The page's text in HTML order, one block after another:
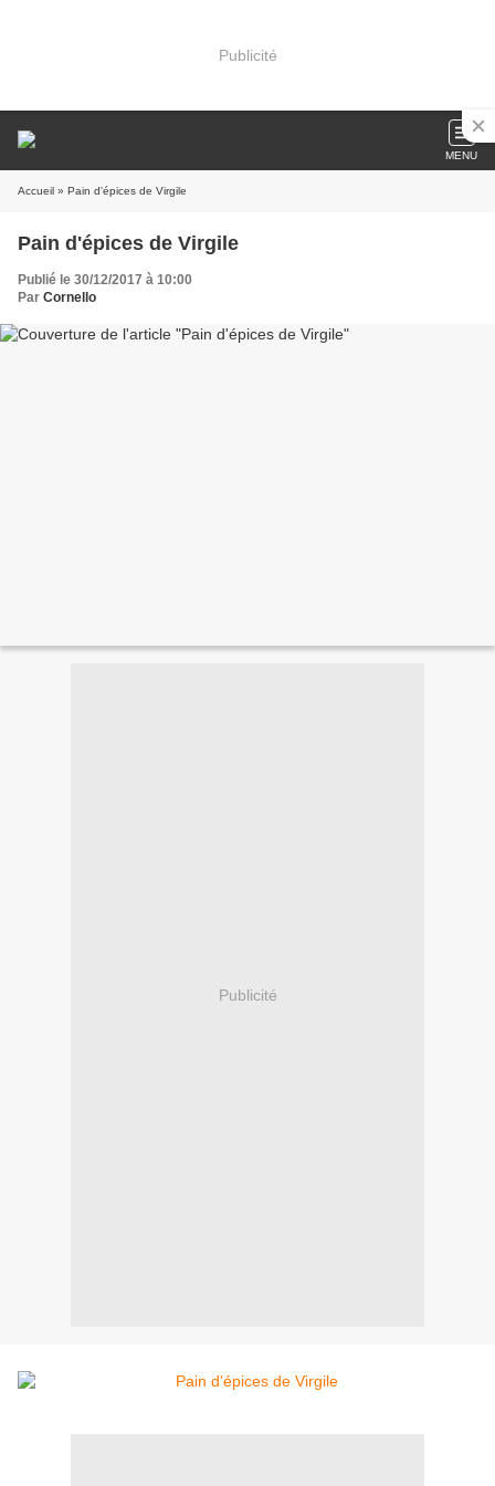
Publicité
MENU
Accueil » Pain d'épices de Virgile
Pain d'épices de Virgile
Publié le 30/12/2017 à 10:00
Par Cornello
Publicité